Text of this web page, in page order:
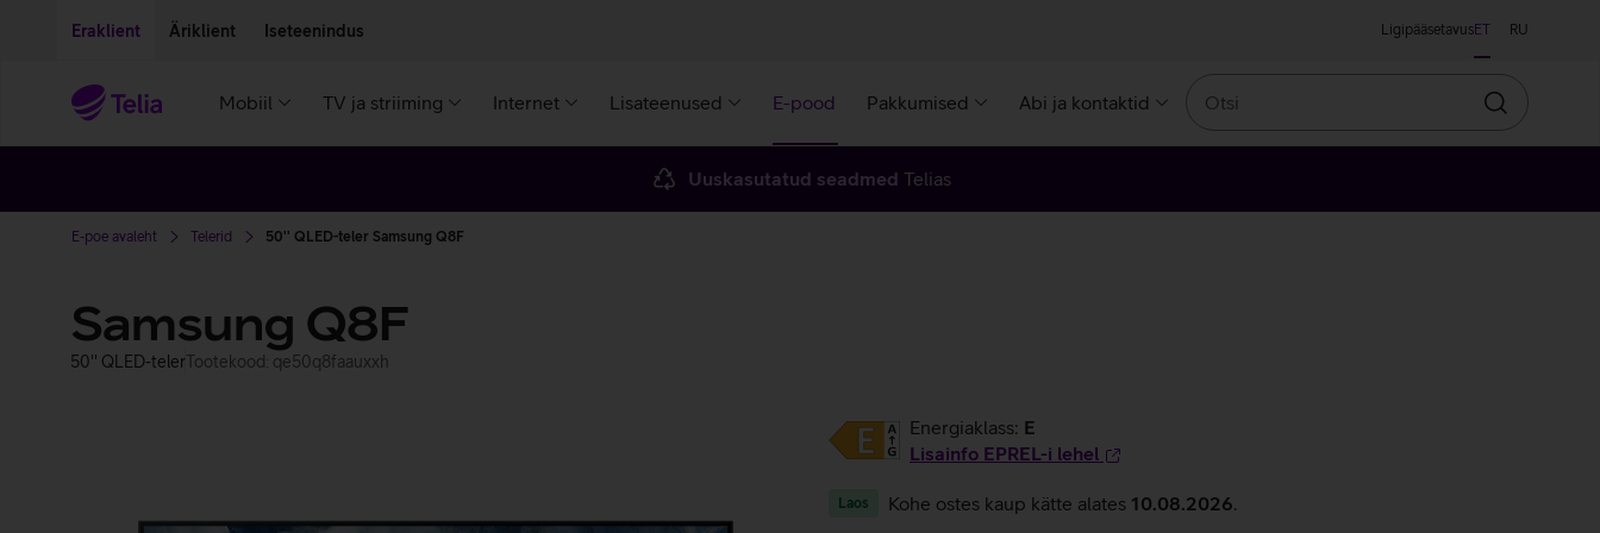
Eraklient Äriklient Iseteenindus LigipääsetavusET RU
Mobiil TV ja striiming Internet Lisateenused E-pood Pakkumised Abi ja kontaktid
Otsin
Uuskasutatud seadmed Telias
E-poe avaleht Telerid 50'' QLED-teler Samsung Q8F
Samsung Q8F
50'' QLED-telerTootekood: qe50q8faauxxh
Energiaklass: E
Lisainfo EPREL-i lehel
Laos Kohe ostes kaup kätte alates 10.08.2026